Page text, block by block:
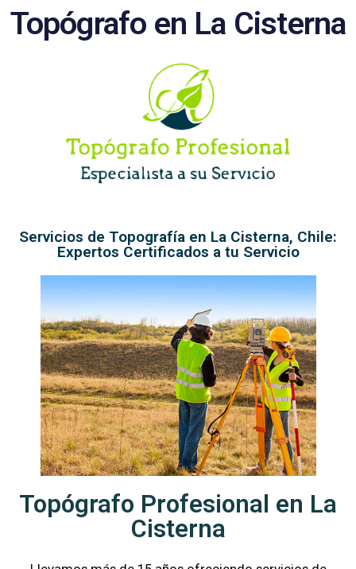
Topógrafo en La Cisterna
Servicios de Topografía en La Cisterna, Chile:
Expertos Certificados a tu Servicio
Topógrafo Profesional en La
Cisterna